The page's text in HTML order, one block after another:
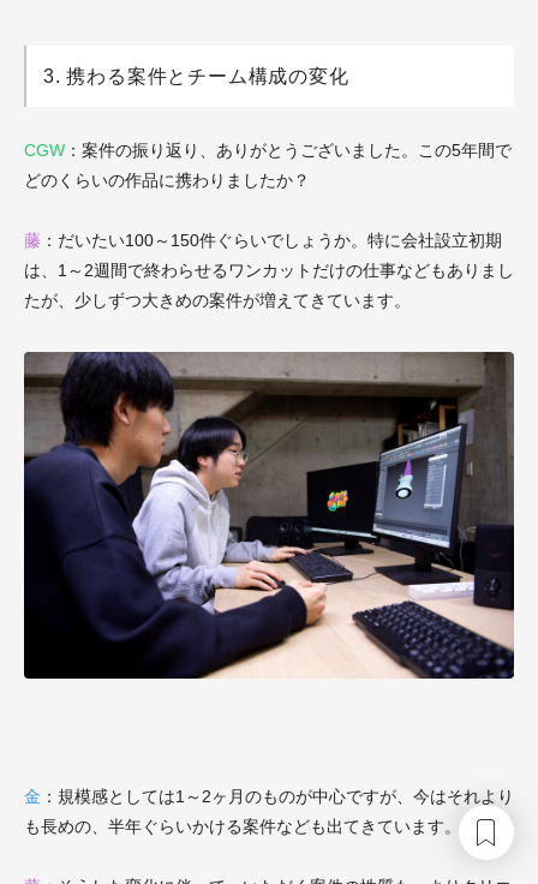
3. 携わる案件とチーム構成の変化
CGW ：案件の振り返り、ありがとうございました。この5年間で
どのくらいの作品に携わりましたか？
藤 ：だいたい100～150件ぐらいでしょうか。特に会社設立初期
は、1～2週間で終わらせるワンカットだけの仕事などもありまし
たが、少しずつ大きめの案件が増えてきています。
金 ：規模感としては1～2ヶ月のものが中心ですが、今はそれより
も長めの、半年ぐらいかける案件なども出てきています。